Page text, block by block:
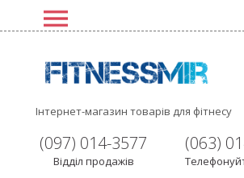
Інтернет-магазин товарів для фітнесу
(063)
(097) 014-3577
Відділ продажів